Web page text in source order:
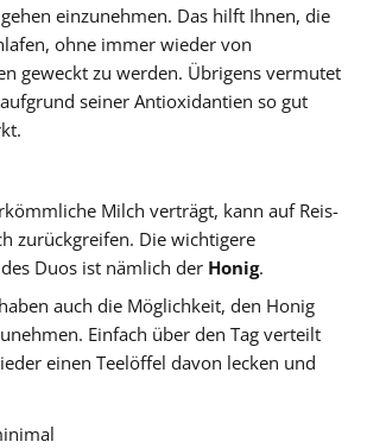
einzunehmen. Das hilft Ihnen, die
ohne immer wieder von
geweckt zu werden. Übrigens vermutet
seiner Antioxidantien so gut
Milch verträgt, kann auf Reis-
zurückgreifen. Die wichtigere
Duos ist nämlich der Honig.
auch die Möglichkeit, den Honig
Einfach über den Tag verteilt
einen Teelöffel davon lecken und